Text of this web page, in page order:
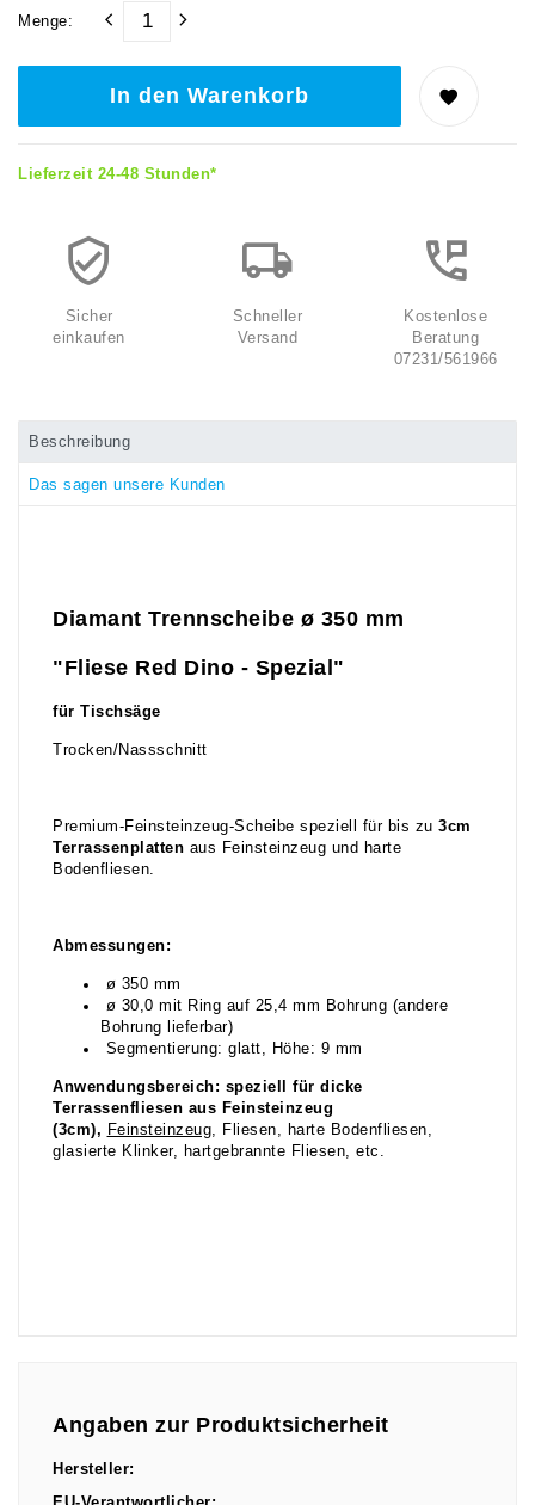
Menge:
In den Warenkorb
Lieferzeit 24-48 Stunden*
Sicher
einkaufen
Schneller
Versand
Kostenlose
Beratung
07231/561966
Beschreibung
Das sagen unsere Kunden
Diamant Trennscheibe ø 350 mm
"Fliese Red Dino - Spezial"
für Tischsäge
Trocken/Nassschnitt
Premium-Feinsteinzeug-Scheibe speziell für bis zu 3cm
Terrassenplatten aus Feinsteinzeug und harte
Bodenfliesen.
Abmessungen:
ø 350 mm
ø 30,0 mit Ring auf 25,4 mm Bohrung (andere
Bohrung lieferbar)
Segmentierung: glatt, Höhe: 9 mm
Anwendungsbereich: speziell für dicke
Terrassenfliesen aus Feinsteinzeug
(3cm), Feinsteinzeug, Fliesen, harte Bodenfliesen,
glasierte Klinker, hartgebrannte Fliesen, etc.
Angaben zur Produktsicherheit
Hersteller: